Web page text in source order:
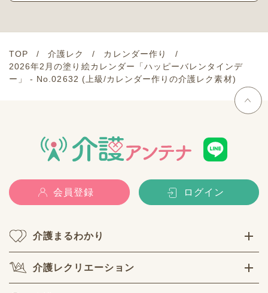
TOP 介護レク
カレンダー作り
2026年2月の塗り絵カレンダー「ハッピーバレンタインデ
ー」 - No.02632 (上級/カレンダー作りの介護レク素材)
会員登録 ログイン
介護まるわかり
介護レクリエーション